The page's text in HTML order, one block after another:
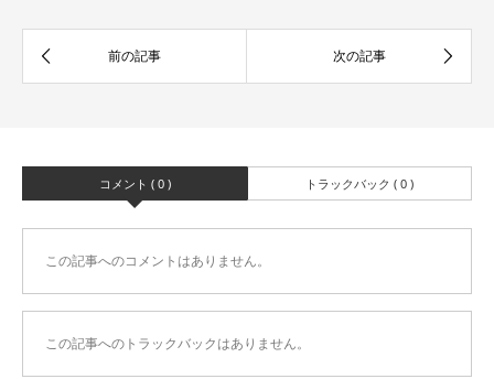
コメント ( 0 ) トラックバック ( 0 )
この記事へのコメントはありません。
この記事へのトラックバックはありません。